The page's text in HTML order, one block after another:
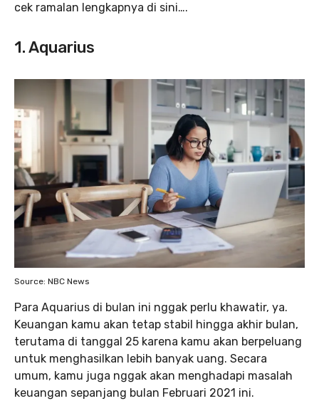
cek ramalan lengkapnya di sini….
1. Aquarius
Source: NBC News
Para Aquarius di bulan ini nggak perlu khawatir, ya.
Keuangan kamu akan tetap stabil hingga akhir bulan,
terutama di tanggal 25 karena kamu akan berpeluang
untuk menghasilkan lebih banyak uang. Secara
umum, kamu juga nggak akan menghadapi masalah
keuangan sepanjang bulan Februari 2021 ini.